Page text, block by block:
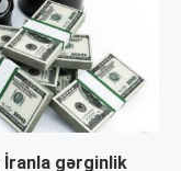
İranla gərginlik